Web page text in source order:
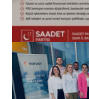
(başlıksız)
Alaattin Karahan tarafından